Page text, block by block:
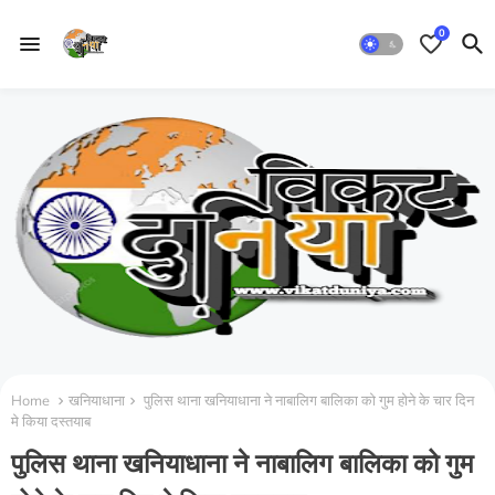
0
Home खनियाधाना
पुलिस थाना खनियाधाना ने नाबालिग बालिका को गुम होने के चार दिन
मे किया दस्तयाब
पुलिस थाना खनियाधाना ने नाबालिग बालिका को गुम